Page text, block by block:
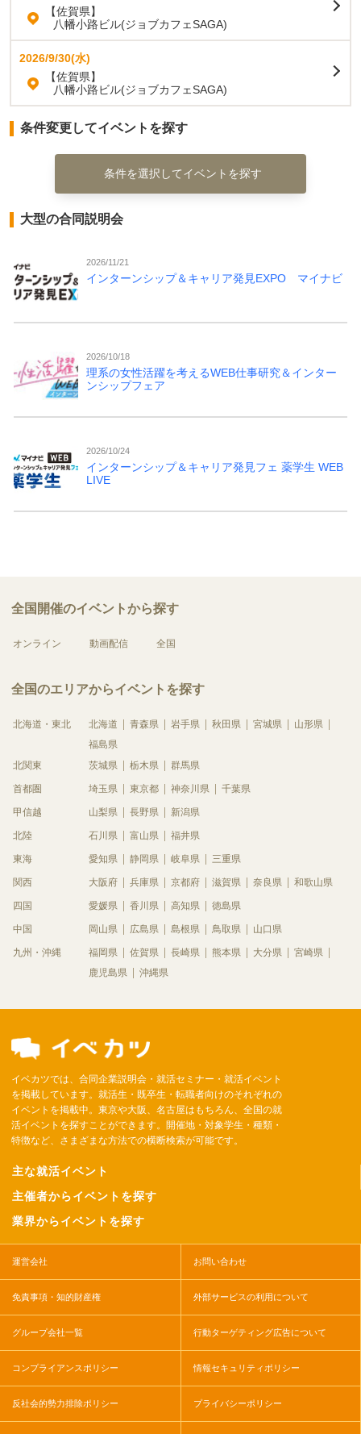
【佐賀県】
八幡小路ビル(ジョブカフェSAGA)
2026/9/30(水)
【佐賀県】
八幡小路ビル(ジョブカフェSAGA)
条件変更してイベントを探す
条件を選択してイベントを探す
大型の合同説明会
2026/11/21
インターンシップ＆キャリア発見EXPO マイナビ
2026/10/18
理系の女性活躍を考えるWEB仕事研究＆インター
ンシップフェア
2026/10/24
インターンシップ＆キャリア発見フェ 薬学生 WEB
LIVE
全国開催のイベントから探す
オンライン 動画配信 全国
全国のエリアからイベントを探す
北海道・東北 北海道 青森県 岩手県 秋田県 宮城県
山形県
福島県
北関東
茨城県 栃木県 群馬県
首都圏 埼玉県 東京都 神奈川県 千葉県
甲信越 山梨県 長野県 新潟県
北陸 石川県 富山県 福井県
東海 愛知県 静岡県 岐阜県 三重県
関西 大阪府 兵庫県 京都府 滋賀県 奈良県 和歌山県
四国 愛媛県 香川県 高知県 徳島県
中国 岡山県 広島県 島根県 鳥取県 山口県
九州・沖縄 福岡県 佐賀県 長崎県 熊本県 大分県
宮崎県
鹿児島県
沖縄県
イベカツでは、合同企業説明会・就活セミナー・就活イベント
を掲載しています。就活生・既卒生・転職者向けのそれぞれの
イベントを掲載中。東京や大阪、名古屋はもちろん、全国の就
活イベントを探すことができます。開催地・対象学生・種類・
特徴など、さまざまな方法での横断検索が可能です。
主な就活イベント
主催者からイベントを探す
業界からイベントを探す
運営会社 お問い合わせ
免責事項・知的財産権 外部サービスの利用について
グループ会社一覧 行動ターゲティング広告について
コンプライアンスポリシー 情報セキュリティポリシー
反社会的勢力排除ポリシー プライバシーポリシー